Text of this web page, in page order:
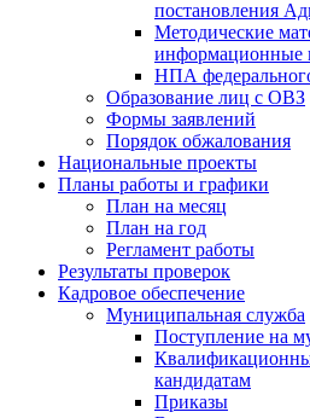
постановления
Методические
информационные
НПА
Образование лиц с ОВЗ
Формы заявлений
Порядок обжалования
Национальные проекты
Планы работы и графики
План на месяц
План на год
Регламент работы
Результаты проверок
Кадровое обеспечение
Муниципальная служба
Поступление на
кандидатам
Приказы